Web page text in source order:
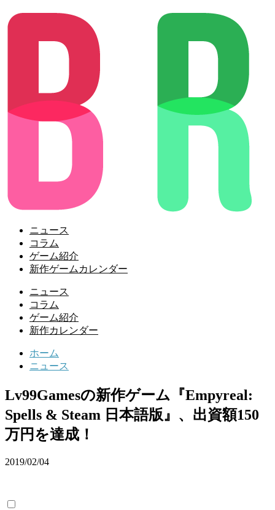
ニュース
コラム
ゲーム紹介
新作ゲームカレンダー
ニュース
コラム
ゲーム紹介
新作カレンダー
ホーム
ニュース
Lv99Gamesの新作ゲーム『Empyreal:
Spells & Steam 日本語版』、出資額150
万円を達成！
2019/02/04